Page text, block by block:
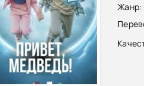
Жанр: